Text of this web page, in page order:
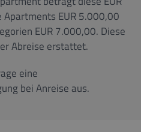
EUR 5.000,00
EUR 7.000,00. Diese
Abreise erstattet.
eine
bei Anreise aus.